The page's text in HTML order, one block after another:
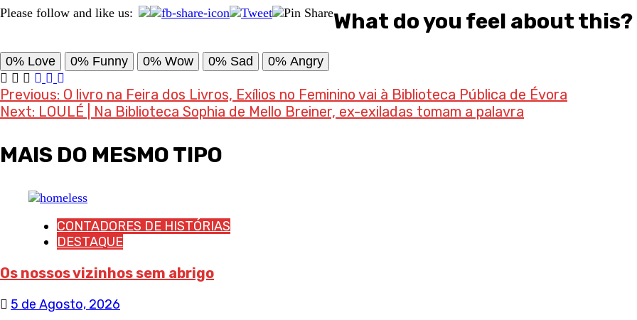
Please follow and like us: What do you feel about this?
0% Love 0% Funny 0% Wow 0% Sad 0% Angry
Post
navigation
Previous: O livro na Feira dos Livros, Exílios no Feminino vai à Biblioteca Pública de Évora
Next: LOULÉ | Na Biblioteca Sophia de Mello Breiner, ex-exiladas tomam a palavra
MAIS DO MESMO TIPO
CONTADORES DE HISTÓRIAS
DESTAQUE
Os nossos vizinhos sem abrigo
5 de Agosto, 2026